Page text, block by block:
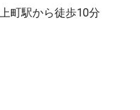
町駅から徒歩10分